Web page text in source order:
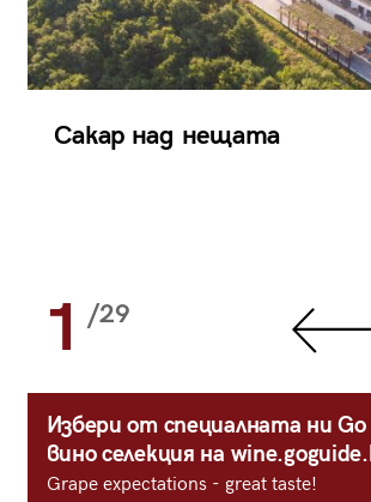
Сакар над нещата
1 /29
Избери от специалната ни Go
вино селекция на
Grape expectations - great taste!